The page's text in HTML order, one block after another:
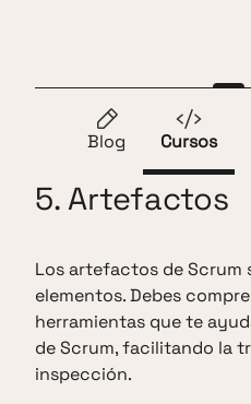
Saltar al contenido
Blog
Cursos
5. Artefactos
Los artefactos de Scrum
elementos. Debes
herramientas que te
de Scrum, facilitando la
inspección.
Introducción 2.